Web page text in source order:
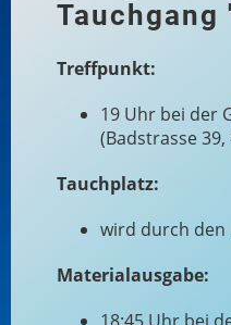
Tauchgang
Treffpunkt:
19 Uhr bei der
(Badstrasse
Tauchplatz:
wird durch
Materialausgabe: